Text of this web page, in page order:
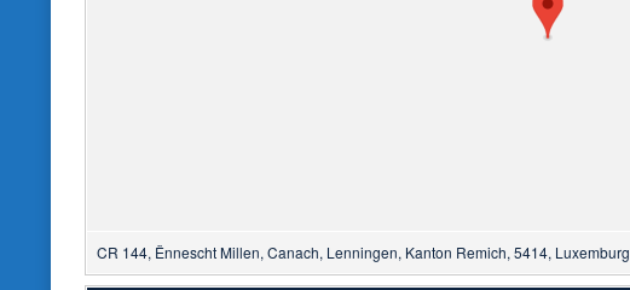
CR 144, Ënnescht Millen, Canach, Lenningen, Kanton Remich, 5414, Luxemburg